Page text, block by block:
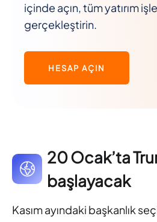
içinde açın, tüm yatırım
gerçekleştirin.
HESAP AÇIN
20 Ocak’ta
başlayacak
Kasım ayındaki başkanlık